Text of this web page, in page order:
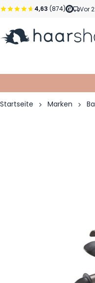
Zum Inhalt springen
4,63 (874) Vor
Startseite Marken